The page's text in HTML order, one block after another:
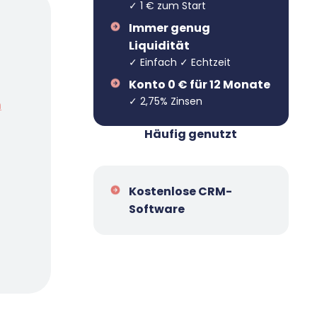
✓ 1 € zum Start
Immer genug
Liquidität
✓ Einfach ✓ Echtzeit
Konto 0 € für 12 Monate
✓ 2,75% Zinsen
Häufig genutzt
Kostenlose CRM-
Software